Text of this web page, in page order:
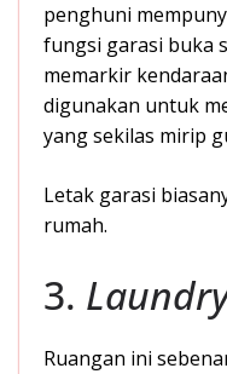
penghuni
fungsi garasi buka
memarkir
digunakan untuk
yang sekilas mirip
Letak garasi
rumah.
3.
Ruangan ini